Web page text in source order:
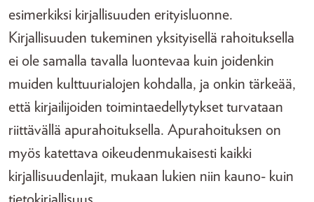
esimerkiksi kirjallisuuden erityisluonne.
Kirjallisuuden tukeminen yksityisellä rahoituksella
ei ole samalla tavalla luontevaa kuin joidenkin
muiden kulttuurialojen kohdalla, ja onkin tärkeää,
että kirjailijoiden toimintaedellytykset turvataan
riittävällä apurahoituksella. Apurahoituksen on
myös katettava oikeudenmukaisesti kaikki
kirjallisuudenlajit, mukaan lukien niin kauno- kuin